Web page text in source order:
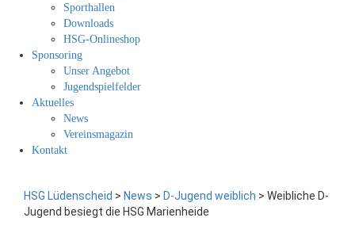
Sporthallen
Downloads
HSG-Onlineshop
Sponsoring
Unser Angebot
Jugendspielfelder
Aktuelles
News
Vereinsmagazin
Kontakt
HSG Lüdenscheid > News > D-Jugend weiblich > Weibliche D-
Jugend besiegt die HSG Marienheide